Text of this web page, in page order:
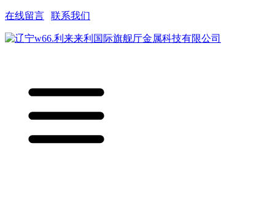
在线留言 联系我们